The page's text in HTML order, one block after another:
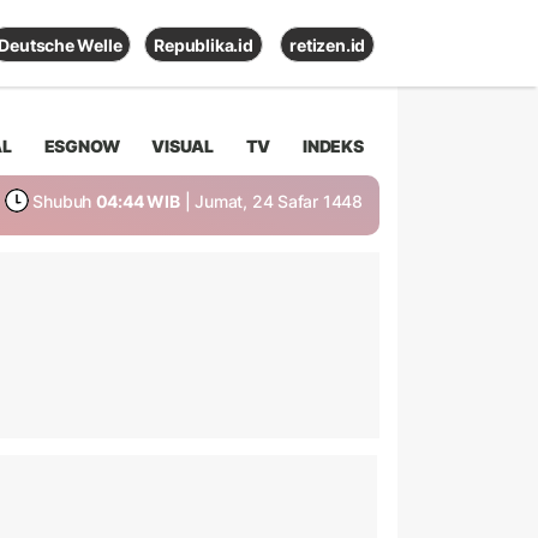
Deutsche Welle Republika.id retizen.id
ESGNOW VISUAL TV INDEKS
Shubuh 04:44 WIB | Jumat, 24 Safar 1448